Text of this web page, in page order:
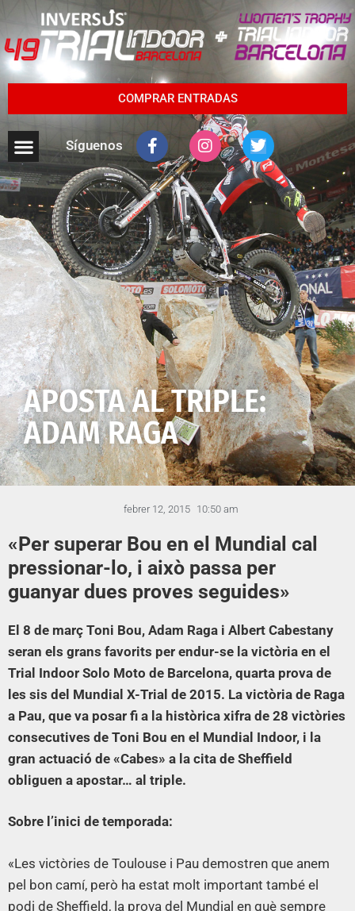
COMPRAR ENTRADAS
Síguenos
APOSTA AL TRIPLE:
ADAM RAGA
febrer 12, 2015 10:50 am
«Per superar Bou en el Mundial cal
pressionar-lo, i això passa per
guanyar dues proves seguides»
El 8 de març Toni Bou, Adam Raga i Albert Cabestany
seran els grans favorits per endur-se la victòria en el
Trial Indoor Solo Moto de Barcelona, quarta prova de
les sis del Mundial X-Trial de 2015. La victòria de Raga
a Pau, que va posar fi a la històrica xifra de 28 victòries
consecutives de Toni Bou en el Mundial Indoor, i la
gran actuació de «Cabes» a la cita de Sheffield
obliguen a apostar… al triple.
Sobre l’inici de temporada:
«Les victòries de Toulouse i Pau demostren que anem
pel bon camí, però ha estat molt important també el
podi de Sheffield, la prova del Mundial en què sempre